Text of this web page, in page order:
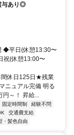
与あり◎
◆平⽇(休憩13:30〜
祝(休憩13:00〜
間休日125日★残業
ニュアル完備 明る
円～！ 昇給...
固定時間制
経験不問
交通費支給
・髪色自由